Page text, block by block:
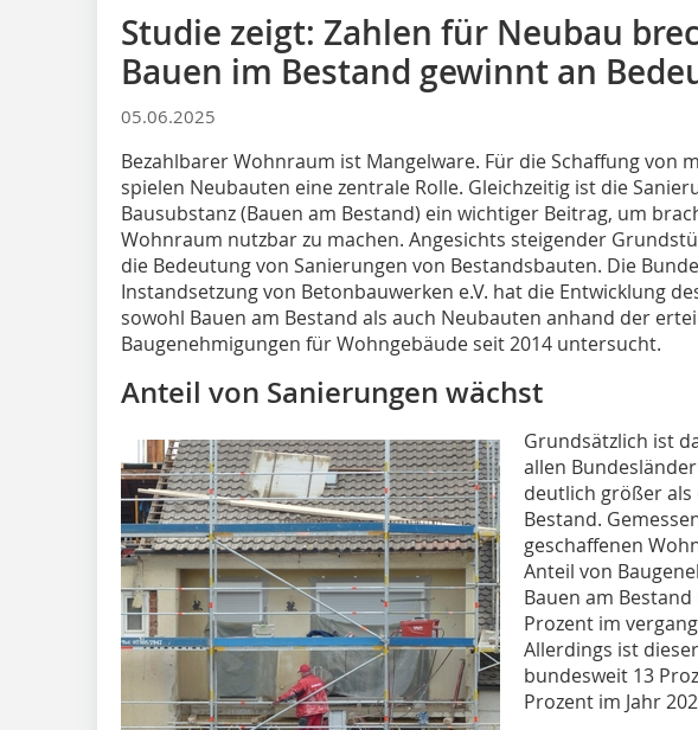
Studie zeigt: Zahlen für Neubau
Bauen im Bestand gewinnt an
05.06.2025
Bezahlbarer Wohnraum ist Mangelware. Für die Schaffung von
spielen Neubauten eine zentrale Rolle. Gleichzeitig ist die
Bausubstanz (Bauen am Bestand) ein wichtiger Beitrag, um
Wohnraum nutzbar zu machen. Angesichts steigender
die Bedeutung von Sanierungen von Bestandsbauten. Die
Instandsetzung von Betonbauwerken e.V. hat die Entwicklung
sowohl Bauen am Bestand als auch Neubauten anhand der
Baugenehmigungen für Wohngebäude seit 2014 untersucht.
Anteil von Sanierungen wächst
Grundsätzlich ist
allen
deutlich größer als
Bestand.
geschaffenen
Anteil von
Bauen am
Prozent im
Allerdings ist
bundesweit 13
Prozent im Jahr